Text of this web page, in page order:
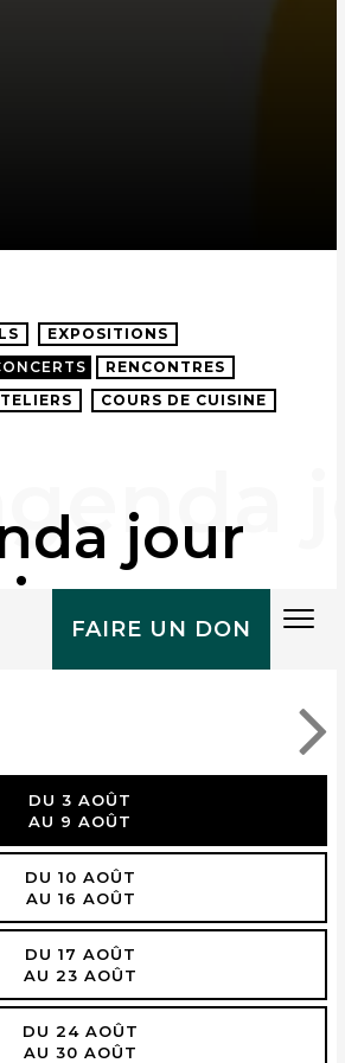
FAIRE UN DON
EXPOSITIONS
RENCONTRES
COURS DE CUISINE
jour
jour
DU 3 AOÛT
AU 9 AOÛT
DU 10 AOÛT
AU 16 AOÛT
DU 17 AOÛT
AU 23 AOÛT
DU 24 AOÛT
AU 30 AOÛT